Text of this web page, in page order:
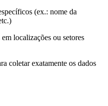
(ex.: nome da
localizações ou setores
coletar exatamente os dados